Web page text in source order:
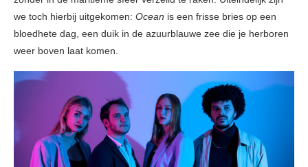
we toch hierbij uitgekomen: Ocean is een frisse bries op een
bloedhete dag, een duik in de azuurblauwe zee die je herboren
weer boven laat komen.